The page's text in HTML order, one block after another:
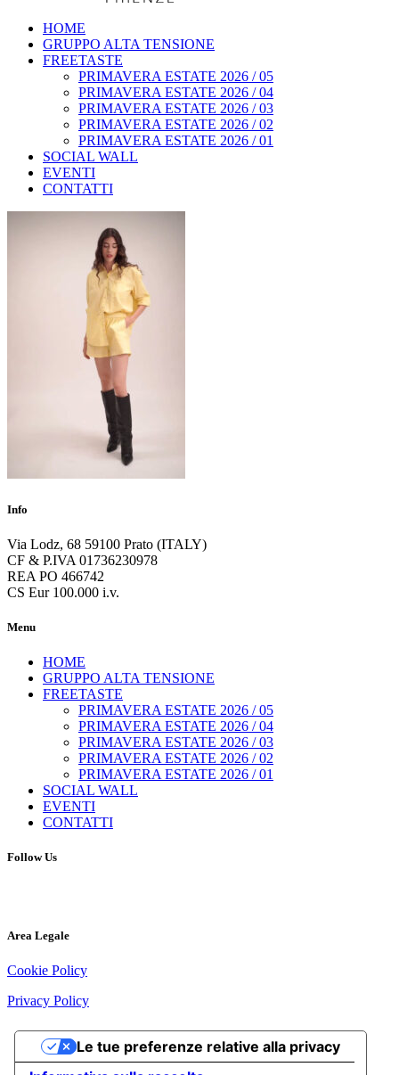
HOME
GRUPPO ALTA TENSIONE
FREETASTE
PRIMAVERA ESTATE 2026 / 05
PRIMAVERA ESTATE 2026 / 04
PRIMAVERA ESTATE 2026 / 03
PRIMAVERA ESTATE 2026 / 02
PRIMAVERA ESTATE 2026 / 01
SOCIAL WALL
EVENTI
CONTATTI
Info
Via Lodz, 68 59100 Prato (ITALY)
CF & P.IVA 01736230978
REA PO 466742
CS Eur 100.000 i.v.
Menu
HOME
GRUPPO ALTA TENSIONE
FREETASTE
PRIMAVERA ESTATE 2026 / 05
PRIMAVERA ESTATE 2026 / 04
PRIMAVERA ESTATE 2026 / 03
PRIMAVERA ESTATE 2026 / 02
PRIMAVERA ESTATE 2026 / 01
SOCIAL WALL
EVENTI
CONTATTI
Follow Us
Area Legale
Cookie Policy
Privacy Policy
Le tue preferenze relative alla privacy